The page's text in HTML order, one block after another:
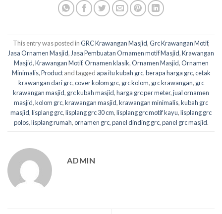
This entry was posted inGRC Krawangan Masjid,Grc Krawangan Motif,
Jasa Ornamen Masjid, Jasa Pembuatan Ornamen motif Masjid,Krawangan
Masjid,Krawangan Motif,Ornamen klasik,Ornamen Masjid,Ornamen
Minimalis,Productand tagged apa itu kubah grc,berapa harga grc,cetak
krawangan dari grc,cover kolom grc, grc kolom, grc krawangan, grc
krawangan masjid, grc kubah masjid,harga grc per meter,jual ornamen
masjid,kolom grc,krawangan masjid,krawangan minimalis,kubah grc
masjid,lisplang grc,lisplang grc 30 cm,lisplang grc motif kayu,lisplang grc
polos,lisplang rumah,ornamen grc,panel dinding grc,panel grc masjid.
ADMIN